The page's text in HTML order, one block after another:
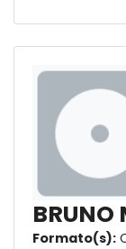
BRUNO
Formato(s):